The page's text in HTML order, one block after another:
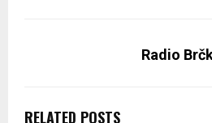
Radio
RELATED POSTS